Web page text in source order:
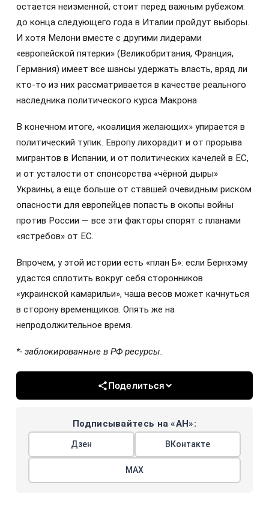
остается неизменной, стоит перед важным рубежом:
до конца следующего года в Италии пройдут выборы.
И хотя Мелони вместе с другими лидерами
«европейской пятерки» (Великобритания, Франция,
Германия) имеет все шансы удержать власть, вряд ли
кто-то из них рассматривается в качестве реального
наследника политического курса Макрона
В конечном итоге, «коалиция желающих» упирается в
политический тупик. Европу лихорадит и от прорыва
мигрантов в Испании, и от политических качелей в ЕС,
и от усталости от спонсорства «чёрной дыры»
Украины, а еще больше от ставшей очевидным риском
опасности для европейцев попасть в окопы войны
против России — все эти факторы спорят с планами
«ястребов» от ЕС.
Впрочем, у этой истории есть «план Б»: если Бернхэму
удастся сплотить вокруг себя сторонников
«украинской камарильи», чаша весов может качнуться
в сторону временщиков. Опять же на
непродолжительное время.
*- заблокированные в РФ ресурсы.
Поделиться
Подписывайтесь на «АН»:
Дзен ВКонтакте
МАХ